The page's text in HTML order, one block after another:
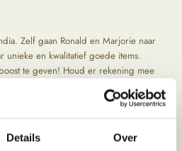
Details Over
Zelf gaan Ronald en Marjorie naar
unieke en kwalitatief goede items.
te geven! Houd er rekening mee
hebben, waardoor het artikel
de website als gevolg van natuurlijke